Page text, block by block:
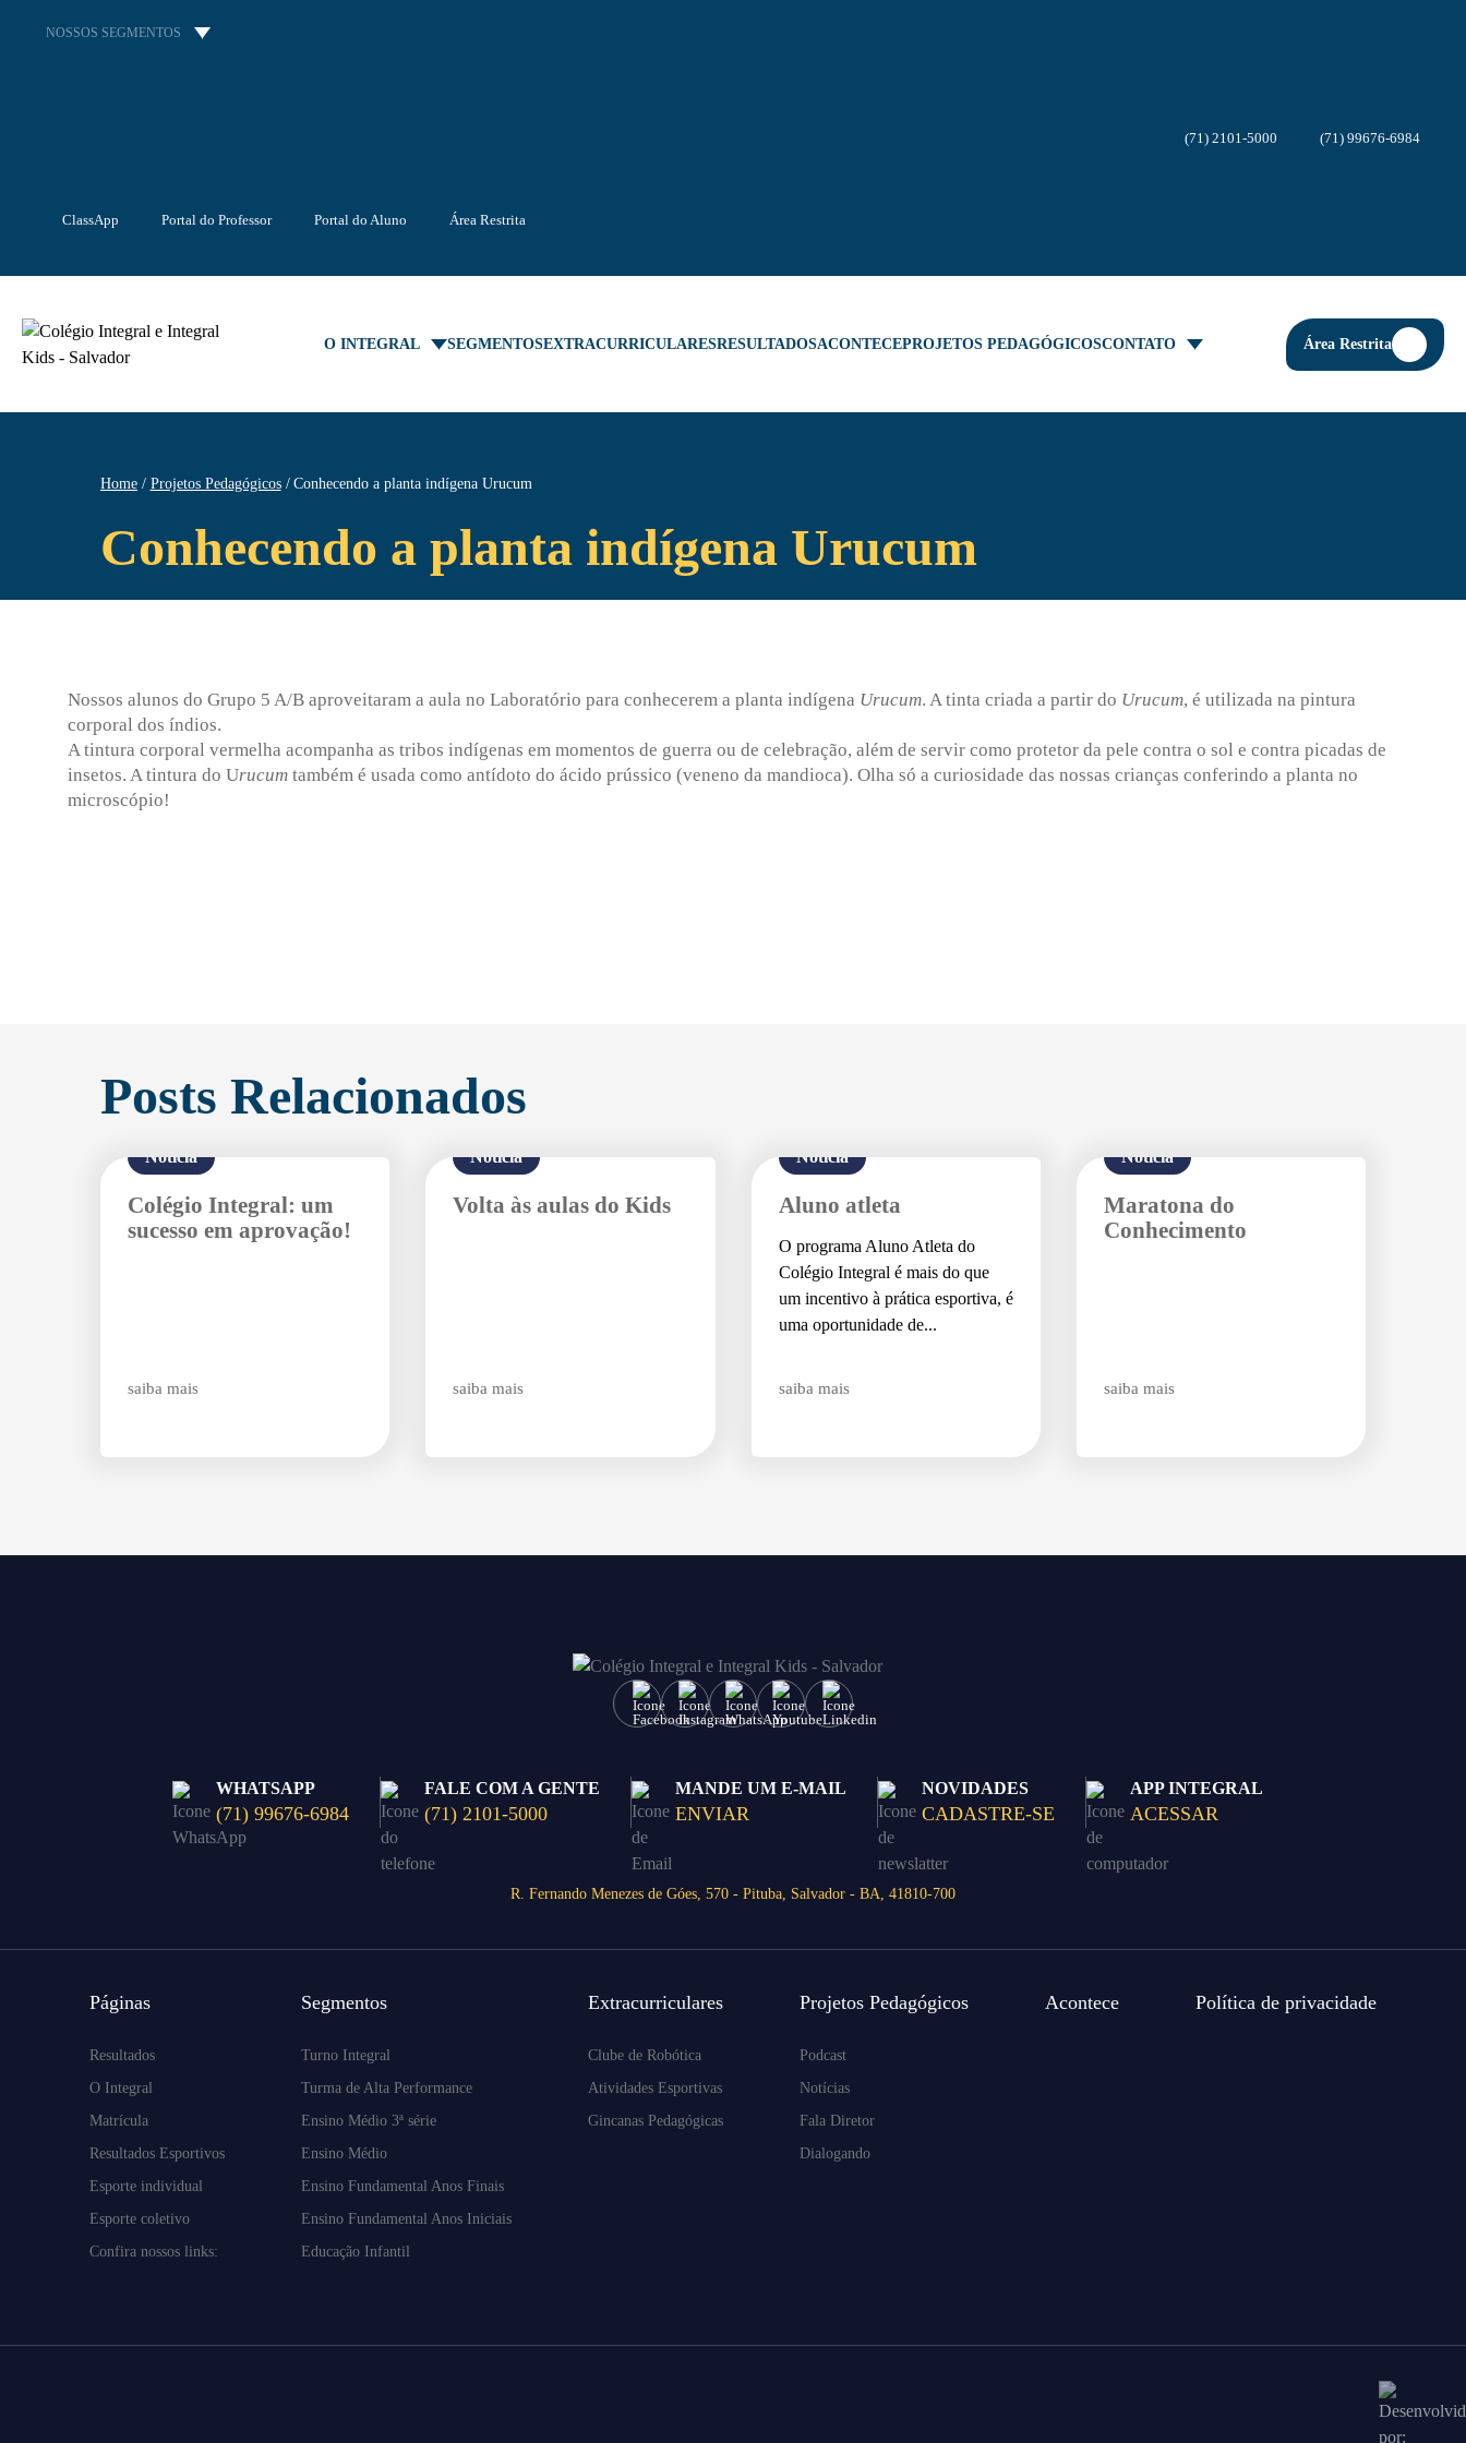
NOSSOS SEGMENTOS
ClassApp Portal do Professor Portal do Aluno Área Restrita
(71) 2101-5000 (71) 99676-6984
O INTEGRAL SEGMENTOSEXTRACURRICULARESRESULTADOSACONTECEPROJETOS PEDAGÓGICOSCONTATO Área Restrita
Home Projetos Pedagógicos Conhecendo a planta indígena Urucum
Conhecendo a planta indígena Urucum
Nossos alunos do Grupo 5 A/B aproveitaram a aula no Laboratório para conhecerem a planta indígena Urucum. A tinta criada a partir do Urucum, é utilizada na pintura
corporal dos índios.
A tintura corporal vermelha acompanha as tribos indígenas em momentos de guerra ou de celebração, além de servir como protetor da pele contra o sol e contra picadas de
insetos. A tintura do Urucum também é usada como antídoto do ácido prússico (veneno da mandioca). Olha só a curiosidade das nossas crianças conferindo a planta no
microscópio!
Posts Relacionados
Notícia
Colégio Integral: um
sucesso em aprovação!
saiba mais
Notícia
Volta às aulas do Kids
saiba mais
Notícia
Aluno atleta
O programa Aluno Atleta do
Colégio Integral é mais do que
um incentivo à prática esportiva, é
uma oportunidade de...
saiba mais
Notícia
Maratona do
Conhecimento
saiba mais
WHATSAPP
(71) 99676-6984
FALE COM A GENTE
(71) 2101-5000
MANDE UM E-MAIL
ENVIAR
NOVIDADES
CADASTRE-SE
APP INTEGRAL
ACESSAR
R. Fernando Menezes de Góes, 570 - Pituba, Salvador - BA, 41810-700
Páginas
Resultados
O Integral
Matrícula
Resultados Esportivos
Esporte individual
Esporte coletivo
Confira nossos links:
Segmentos
Turno Integral
Turma de Alta Performance
Ensino Médio 3ª série
Ensino Médio
Ensino Fundamental Anos Finais
Ensino Fundamental Anos Iniciais
Educação Infantil
Extracurriculares
Clube de Robótica
Atividades Esportivas
Gincanas Pedagógicas
Projetos Pedagógicos
Podcast
Notícias
Fala Diretor
Dialogando
Acontece Política de privacidade
Agende uma visita